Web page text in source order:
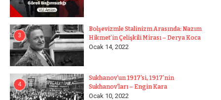
3
Bolşevizmle Stalinizm Arasında: Nazım
Hikmet’in Çelişkili Mirası – Derya Koca
Ocak 14, 2022
4
Sukhanov’un 1917’si, 1917’nin
Sukhanov’ları – Engin Kara
Ocak 10, 2022